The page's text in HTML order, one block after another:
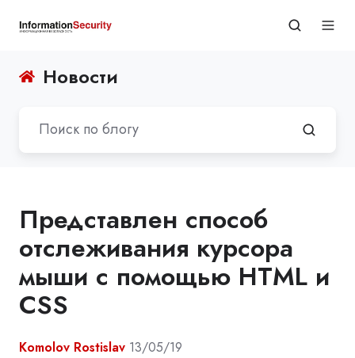
Новости
Представлен способ
отслеживания курсора
мыши с помощью HTML и
CSS
Komolov Rostislav 13/05/19